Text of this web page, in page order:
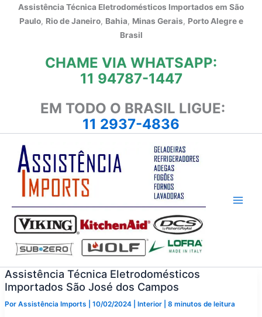
Assistência Técnica Eletrodomésticos Importados em São
Paulo, Rio de Janeiro, Bahia, Minas Gerais, Porto Alegre e
Brasil
CHAME VIA WHATSAPP:
11 94787-1447
EM TODO O BRASIL LIGUE:
11 2937-4836
Assistência Técnica Eletrodomésticos
Importados São José dos Campos
Por Assistência Imports 10/02/2024 Interior| 8 minutos de leitura